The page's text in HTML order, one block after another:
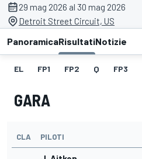
29 mag 2026 al 30 mag 2026
Detroit Street Circuit, US
PanoramicaRisultatiNotizie
EL FP1 FP2 Q FP3
GARA
CLA PILOTI